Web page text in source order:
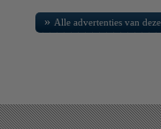
» Alle advertenties van